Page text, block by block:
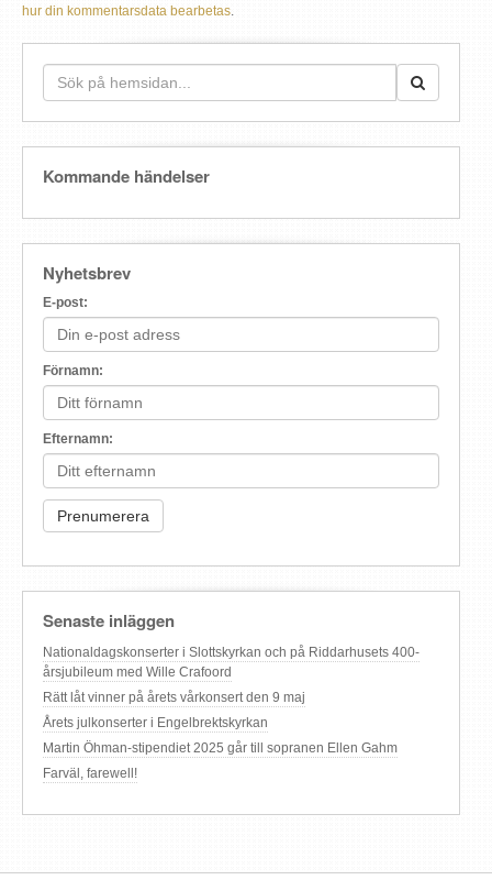
hur din kommentarsdata bearbetas
Kommande händelser
Nyhetsbrev
E-post:
Förnamn:
Efternamn:
Senaste inläggen
Nationaldagskonserter i Slottskyrkan och på Riddarhusets 400-
årsjubileum med Wille Crafoord
Rätt låt vinner på årets vårkonsert den 9 maj
Årets julkonserter i Engelbrektskyrkan
Martin Öhman-stipendiet 2025 går till sopranen Ellen Gahm
Farväl, farewell!